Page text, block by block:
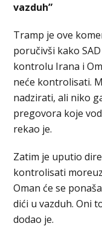
vazduh”
Tramp je ove
poručivši kako
kontrolu Irana i
neće kontrolisati.
nadzirati, ali niko
pregovora koje
rekao je.
Zatim je uputio
kontrolisati
Oman će se
dići u vazduh. Oni
dodao je.